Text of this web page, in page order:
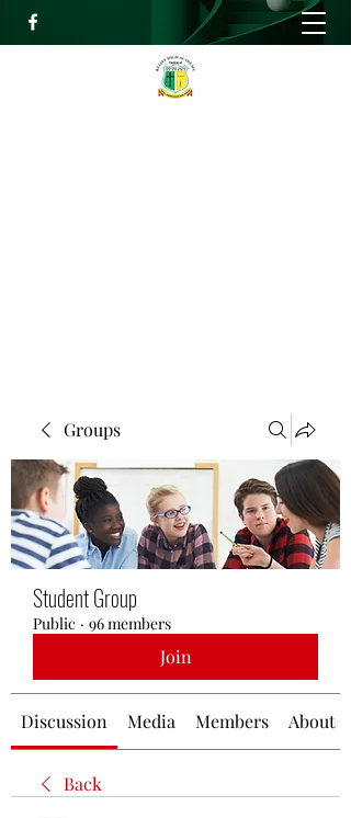
Groups
Student Group
Public · 96 members
Join
Discussion Media Members About
Back